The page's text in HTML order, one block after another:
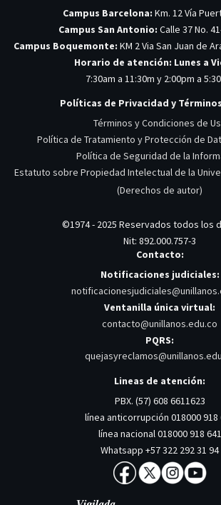
Campus Barcelona: Km. 12 Vía
Campus San Antonio: Calle 37 No.
Campus Boquemonte: KM 2 Via San Juan de
Horario de atención: Lunes a
7:30am a 11:30m y 2:00pm a
Políticas de Privacidad y
Términos y Condiciones de
Política de Tratamiento y Protección de
Política de Seguridad de la
Estatuto sobre Propiedad Intelectual de la
(Derechos de autor)
©1974 - 2025 Reservados todos los
Nit: 892.000.757-3
Contacto:
Notificaciones judiciales:
Ventanilla única virtual:
contacto@unillanos.edu.co
PQRS:
Lineas de atención:
PBX. (57) 608 6611623
línea anticorrupción 018000 918
línea nacional 018000 918 641
Whatsapp +57 322 292 31 94